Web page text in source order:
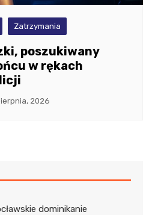
Zatrzymania
poszukiwany
w rękach
2026
dominikanie